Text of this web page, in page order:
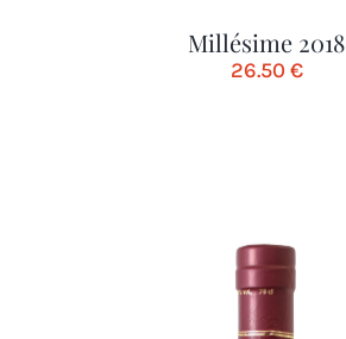
Millésime 2018
26.50 €